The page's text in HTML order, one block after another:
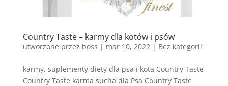
Country Taste – karmy dla kotów i psów
utworzone przez boss | mar 10, 2022 | Bez kategorii
karmy, suplementy diety dla psa i kota Country Taste
Country Taste karma sucha dla Psa Country Taste